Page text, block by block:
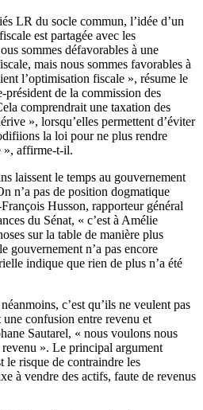
LR du socle commun, l’idée d’un
est partagée avec les
sommes défavorables à une
mais nous sommes favorables à
l’optimisation fiscale », résume le
de la commission des
comprendrait une taxation des
», lorsqu’elles permettent d’éviter
la loi pour ne plus rendre
», affirme-t-il.
laissent le temps au gouvernement
n’a pas de position dogmatique
Husson, rapporteur général
du Sénat, « c’est à Amélie
sur la table de manière plus
gouvernement n’a pas encore
indique que rien de plus n’a été
c’est qu’ils ne veulent pas
confusion entre revenu et
Sautarel, « nous voulons nous
revenu ». Le principal argument
le risque de contraindre les
à vendre des actifs, faute de revenus